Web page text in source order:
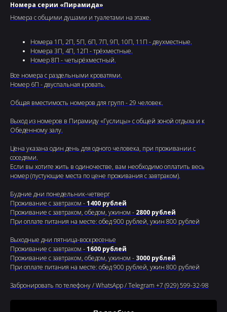
Номера серии «Пирамида»
Номера с общими душами и туалетами на этаже.
Номера 1П, 2П, 5П, 6П, 7П, 9П, 10П, 11П - двухместные.
Номера 3П, 4П, 12П - трёхместные.
Номер 8П - четырёхместный.
Все номера с раздельными кроватями.
Номер 6П - двуспальная кровать.
Общая вместимость номеров для групп - 29 человек.
Выход из номеров в Пирамиду «Гуслицы» с общей зоной отдыха и к
Обеденному залу.
Цена указана один день для одного человека, при проживании с
соседями.
Если вы хотите жить в одиночестве, вам необходимо оплатить весь
номер (пустующие места по цене проживания с завтраком).
Будние дни понедельник-четверг
Проживание с завтраком -1400 рублей
Проживание с завтраком, обедом, ужином - 2800 рублей
При оплате питания на месте: обед 900 рублей, ужин 800 рублей
Выходные дни пятница-воскресенье
Проживание с завтраком -1600 рублей
Проживание с завтраком, обедом, ужином - 3000 рублей
При оплате питания на месте: обед 900 рублей, ужин 800 рублей
Забронировать по телефону / WhatsApp / Telegram +7 (929) 599-32-98